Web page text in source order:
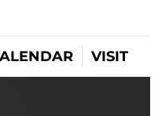
VISIT